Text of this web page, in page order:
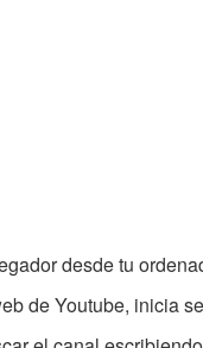
desde tu
de Youtube, inicia